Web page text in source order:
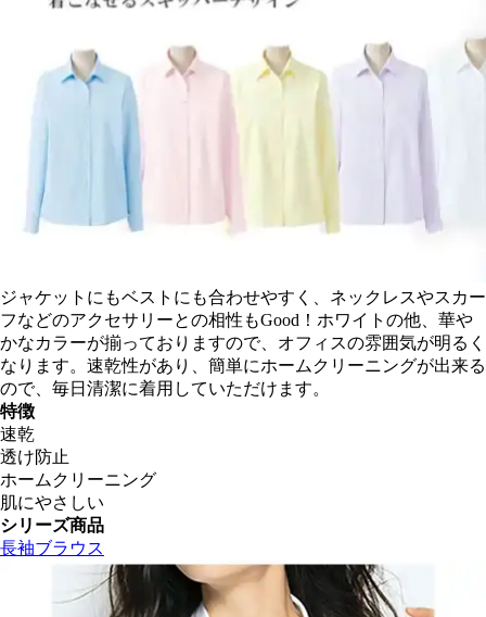
ジャケットにもベストにも合わせやすく、ネックレスやスカー
フなどのアクセサリーとの相性もGood！ホワイトの他、華や
かなカラーが揃っておりますので、オフィスの雰囲気が明るく
なります。速乾性があり、簡単にホームクリーニングが出来る
ので、毎日清潔に着用していただけます。
特徴
速乾
透け防止
ホームクリーニング
肌にやさしい
シリーズ商品
長袖ブラウス